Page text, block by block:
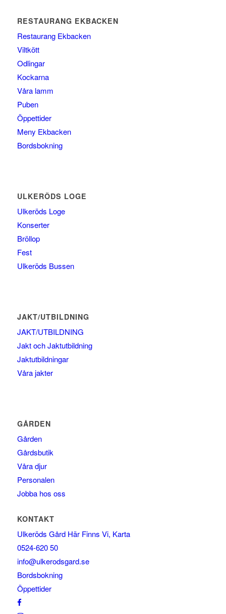
RESTAURANG EKBACKEN
Restaurang Ekbacken
Viltkött
Odlingar
Kockarna
Våra lamm
Puben
Öppettider
Meny Ekbacken
Bordsbokning
ULKERÖDS LOGE
Ulkeröds Loge
Konserter
Bröllop
Fest
Ulkeröds Bussen
JAKT/UTBILDNING
JAKT/UTBILDNING
Jakt och Jaktutbildning
Jaktutbildningar
Våra jakter
GÅRDEN
Gården
Gårdsbutik
Våra djur
Personalen
Jobba hos oss
KONTAKT
Ulkeröds Gård Här Finns Vi, Karta
0524-620 50
info@ulkerodsgard.se
Bordsbokning
Öppettider